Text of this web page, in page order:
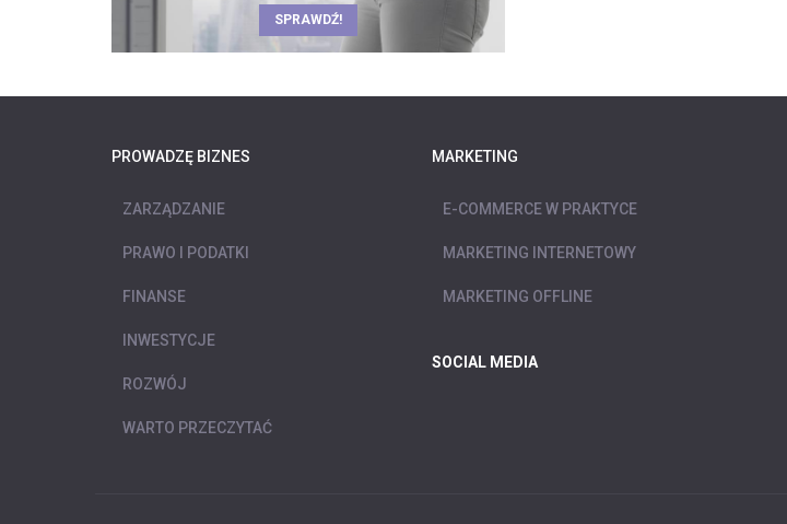
SPRAWDŹ!
PROWADZĘ BIZNES
ZARZĄDZANIE
PRAWO I PODATKI
FINANSE
INWESTYCJE
ROZWÓJ
WARTO PRZECZYTAĆ
MARKETING
E-COMMERCE W PRAKTYCE
MARKETING INTERNETOWY
MARKETING OFFLINE
SOCIAL MEDIA